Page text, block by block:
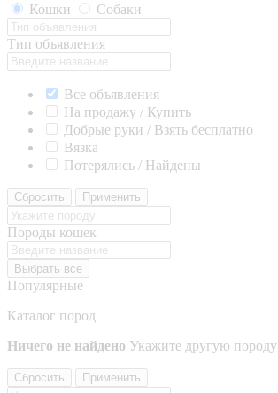
Кошки
Собаки
Тип объявления
Все объявления
На продажу / Купить
Добрые руки / Взять бесплатно
Вязка
Потерялись / Найдены
Сбросить Применить
Породы кошек
Выбрать все
Популярные
Каталог пород
Ничего не найдено Укажите другую породу
Сбросить Применить